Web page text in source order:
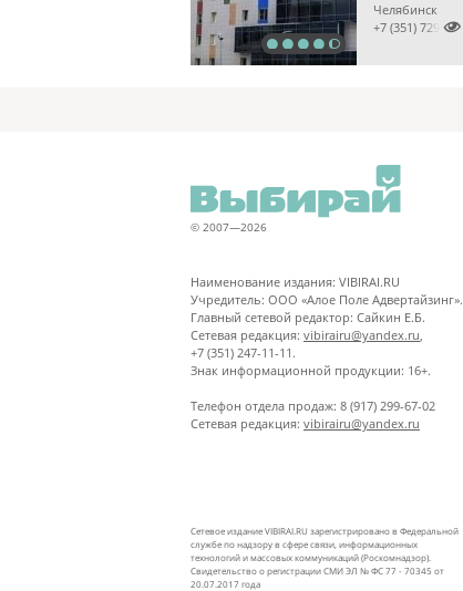
Челябинск

+7 (351) 7298929
© 2007—2026
Наименование издания: VIBIRAI.RU
Учредитель: ООО «Алое Поле Адвертайзинг».
Главный сетевой редактор: Сайкин Е.Б.
Сетевая редакция: vibirairu@yandex.ru
+7 (351) 247-11-11.
Знак информационной продукции: 16+.
Телефон отдела продаж: 8 (917) 299-67-02
Сетевая редакция: vibirairu@yandex.ru
Сетевое издание VIBIRAI.RU зарегистрировано в Федеральной
службе по надзору в сфере связи, информационных
технологий и массовых коммуникаций (Роскомнадзор).
Свидетельство о регистрации СМИ ЭЛ № ФС 77 - 70345 от
20.07.2017 года